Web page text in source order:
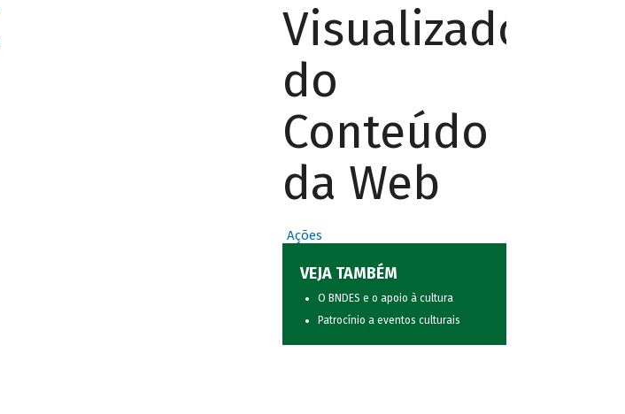
Visualizador
do
Conteúdo
da Web
Ações
VEJA TAMBÉM
O BNDES e o apoio à cultura
Patrocínio a eventos culturais